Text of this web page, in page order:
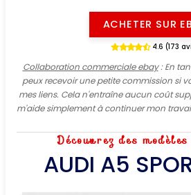
ACHETER SUR
4.6 (173
Collaboration commerciale ebay: En
peux recevoir une petite commission si
mes liens. Cela n'entraîne aucun coût
m'aide simplement à continuer mon
Découvrez des
AUDI A5